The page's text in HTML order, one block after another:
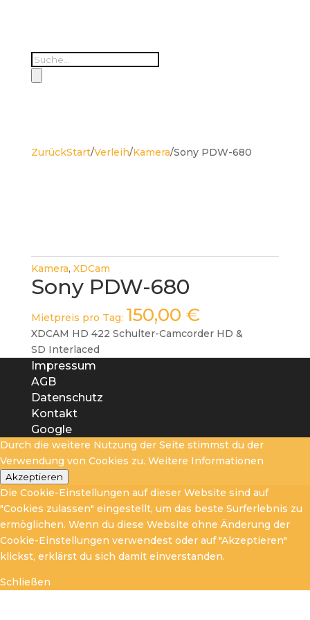
Products
ZurückStart/Verleih/Kamera/Sony PDW-680
Kamera, XDCam
Sony PDW-680
Mietpreis pro Tag: 150,00 €
XDCAM HD 422 Schulter-Camcorder HD &
SD Interlaced
Impressum
AGB
Datenschutz
Kontakt
Google
Durch die weitere Nutzung der Seite stimmst du der
Verwendung von Cookies zu. Weitere Informationen
Akzeptieren
Die Cookie-Einstellungen auf dieser Website sind auf
"Cookies zulassen" eingestellt, um das beste Surferlebnis zu
ermöglichen. Wenn du diese Website ohne Änderung der
Cookie-Einstellungen verwendest oder auf "Akzeptieren"
klickst, erklärst du sich damit einverstanden.
Schließen